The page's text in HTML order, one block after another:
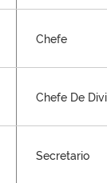
Chefe
Chefe De
Secretario